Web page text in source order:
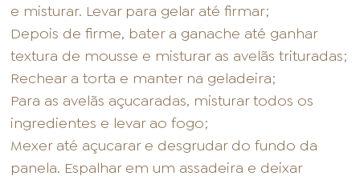
e misturar. Levar para gelar até firmar;
Depois de firme, bater a ganache até ganhar
textura de mousse e misturar as avelãs trituradas;
Rechear a torta e manter na geladeira;
Para as avelãs açucaradas, misturar todos os
ingredientes e levar ao fogo;
Mexer até açucarar e desgrudar do fundo da
panela. Espalhar em um assadeira e deixar